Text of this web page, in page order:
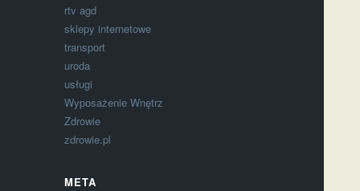
rtv agd
sklepy internetowe
transport
uroda
usługi
Wyposażenie Wnętrz
Zdrowie
zdrowie.pl
META